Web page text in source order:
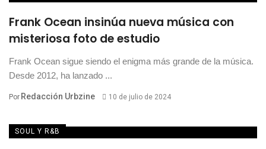
Frank Ocean insinúa nueva música con
misteriosa foto de estudio
Frank Ocean sigue siendo el enigma más grande de la música.
Desde 2012, ha lanzado ...
Por Redacción Urbzine 10 de julio de 2024
SOUL Y R&B